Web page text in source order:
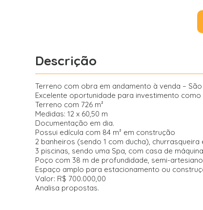
Descrição
Terreno com obra em andamento à venda –
Excelente oportunidade para investimento
Terreno com 726 m²
Medidas: 12 x 60,50 m
Documentação em dia.
Possui edícula com 84 m² em construção
2 banheiros (sendo 1 com ducha), churrasqueira
3 piscinas, sendo uma Spa, com casa de
Poço com 38 m de profundidade, semi-
Espaço amplo para estacionamento ou
Valor: R$ 700.000,00
Analisa propostas.